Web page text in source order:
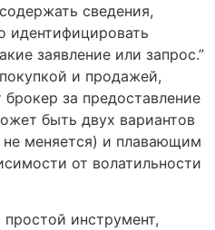
сведения,
идентифицировать
заявление или запрос.”
и продажей,
за предоставление
быть двух вариантов
меняется) и плавающим
от волатильности
инструмент,